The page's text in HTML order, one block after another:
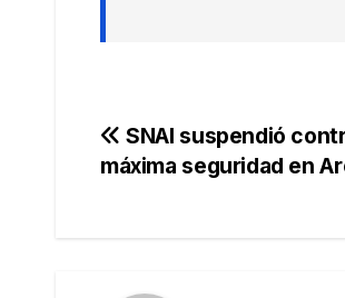
Navegación
SNAI suspendió
máxima seguridad en